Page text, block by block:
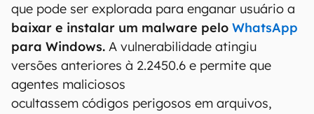
que pode ser explorada para enganar usuário a
baixar e instalar um malware pelo WhatsApp
para Windows. A vulnerabilidade atingiu
versões anteriores à 2.2450.6 e permite que
agentes maliciosos
ocultassem códigos perigosos em arquivos,